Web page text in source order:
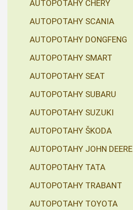
AUTOPOTAHY CHERY
AUTOPOTAHY SCANIA
AUTOPOTAHY DONGFENG
AUTOPOTAHY SMART
AUTOPOTAHY SEAT
AUTOPOTAHY SUBARU
AUTOPOTAHY SUZUKI
AUTOPOTAHY ŠKODA
AUTOPOTAHY JOHN DEERE
AUTOPOTAHY TATA
AUTOPOTAHY TRABANT
AUTOPOTAHY TOYOTA